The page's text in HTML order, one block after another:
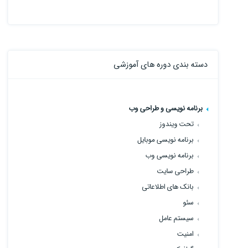
دسته بندی دوره های آموزشی
برنامه نویسی و طراحی وب
تحت ویندوز
برنامه نویسی موبایل
برنامه نویسی وب
طراحی سایت
بانک های اطلاعاتی
سئو
سیستم عامل
امنیت